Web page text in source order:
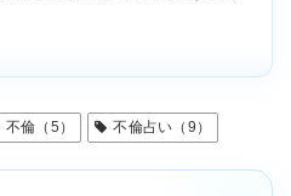
不倫（5） 不倫占い（9）